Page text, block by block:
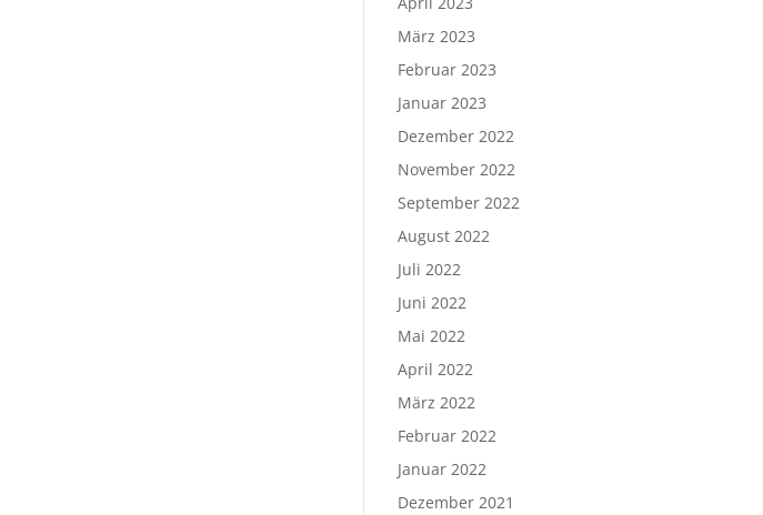
März 2023
Februar 2023
Januar 2023
Dezember 2022
November 2022
September 2022
August 2022
Juli 2022
Juni 2022
Mai 2022
April 2022
März 2022
Februar 2022
Januar 2022
Dezember 2021